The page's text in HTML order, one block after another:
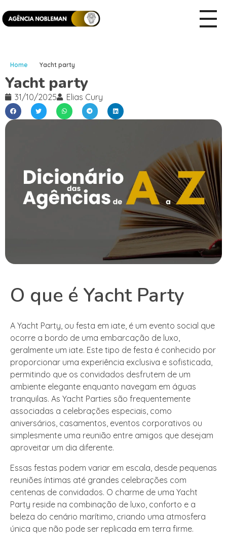
Home Yacht party
Yacht party
31/10/2025 Elias Cury
O que é Yacht Party
A Yacht Party, ou festa em iate, é um evento social que
ocorre a bordo de uma embarcação de luxo,
geralmente um iate. Este tipo de festa é conhecido por
proporcionar uma experiência exclusiva e sofisticada,
permitindo que os convidados desfrutem de um
ambiente elegante enquanto navegam em águas
tranquilas. As Yacht Parties são frequentemente
associadas a celebrações especiais, como
aniversários, casamentos, eventos corporativos ou
simplesmente uma reunião entre amigos que desejam
aproveitar um dia diferente.
Essas festas podem variar em escala, desde pequenas
reuniões íntimas até grandes celebrações com
centenas de convidados. O charme de uma Yacht
Party reside na combinação de luxo, conforto e a
beleza do cenário marítimo, criando uma atmosfera
única que não pode ser replicada em terra firme.